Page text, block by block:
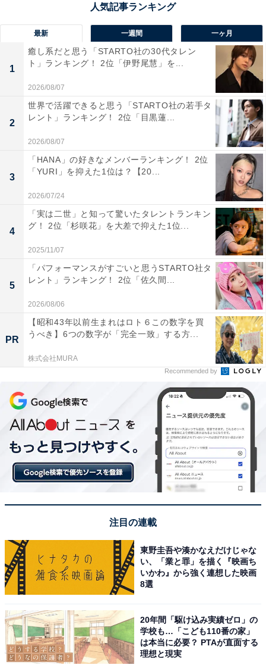
代男性・神奈川県）、「地元の近くの高校出身だったた
ました。
1位：Mr.マリック
明けましておめでとうございます。
本年もよろしくおねがいします。
pic.twitter.com/KALTvJsKD1
— Mr.マリック 公式 (@MrMaricOfficial)
December 31, 2022
1位には、超魔術師としておなじみのMr.マリックさんが
ランクイン。岐阜市出身のマリックさんは、1988年に
『11PM』（日本テレビ系）でデビュー。超魔術ブーム
を巻き起こし、さまざまな番組に出演して国民的な人気
「きてます」「ハンドパワーです」などは流行語とな
り、これまで多くの不思議な超魔術を披露してきまし
た。2018年7月には、マジックの世界大会「FISM
だけでなく海外でも認められています。
世界的に活躍しながら、さらにマジシャンとしてプロフ
最新 一週間 一ヶ月
1
癒し系だと思う「STARTO社の30代タレン
ト」ランキング！ 2位「伊野尾慧」を...
2026/08/07
2
世界で活躍できると思う「STARTO社の若手タ
レント」ランキング！ 2位「目黒蓮...
2026/08/07
3
「HANA」の好きなメンバーランキング！ 2位
「YURI」を抑えた1位は？【20...
2026/07/24
4
「実は二世」と知って驚いたタレントランキン
グ！ 2位「杉咲花」を大差で抑えた1位...
2025/11/07
5
「パフォーマンスがすごいと思うSTARTO社タ
レント」ランキング！ 2位「佐久間...
2026/08/06
PR
【昭和43年以前生まれはロト６この数字を買
うべき】6つの数字が「完全一致」する方...
株式会社MURA
Recommended by
注目の連載
東野圭吾や湊かなえだけじゃな
い、「業と罪」を描く『映画ち
いかわ』から強く連想した映画
8選
20年間「駆け込み実績ゼロ」の
学校も…「こども110番の家」
は本当に必要？ PTAが直面する
理想と現実